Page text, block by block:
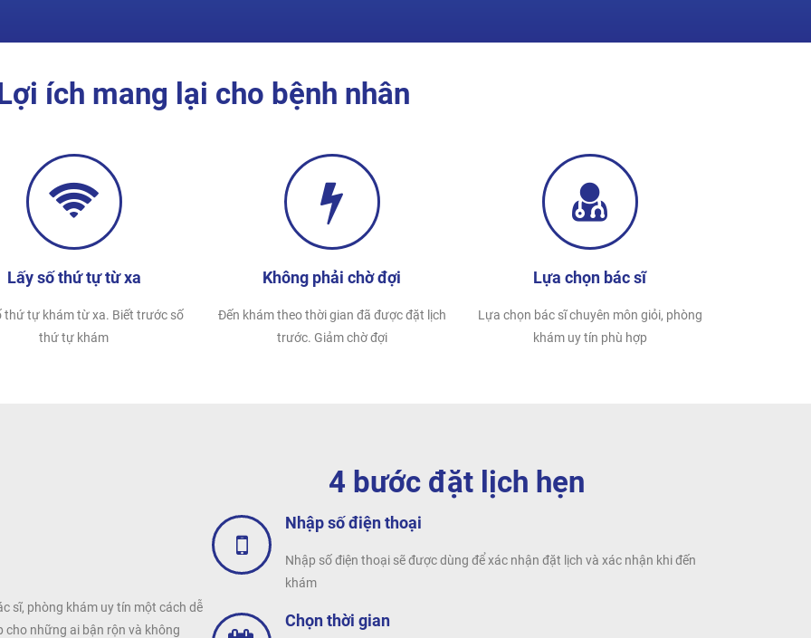
ích mang lại cho bệnh nhân
Lấy số thứ tự từ xa
thứ tự khám từ xa. Biết trước số
thứ tự khám
Không phải chờ đợi
Đến khám theo thời gian đã được đặt lịch
trước. Giảm chờ đợi
Lựa chọn bác sĩ
Lựa chọn bác sĩ chuyên môn giỏi, phòng
khám uy tín phù hợp
sĩ, phòng khám uy tín một cách dễ
cho những ai bận rộn và không
4 bước đặt lịch hẹn
Nhập số điện thoại
Nhập số điện thoại sẽ được dùng để xác nhận đặt lịch và xác nhận khi đến
khám
Chọn thời gian